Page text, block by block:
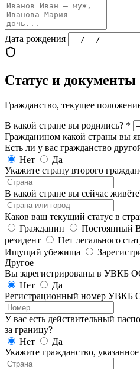
Дата рождения
Статус и документы
Гражданство, текущее
В какой стране вы родились? *
Гражданином какой страны вы
Есть ли у вас гражданство
Нет
Да
Укажите страну второго
В какой стране вы сейчас
Каков ваш текущий статус в
Гражданин
Постоянный
резидент
Нет легального
Ищущий убежища
Другое
Вы зарегистрированы в УВКБ
Нет
Да
Регистрационный номер УВКБ
У вас есть действительный
за границу?
Нет
Да
Укажите гражданство,